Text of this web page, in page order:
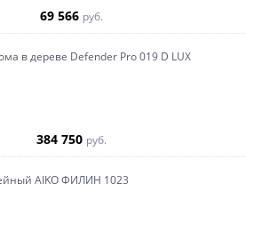
69 566 руб.
в дереве Defender Pro 019 D LUX
384 750 руб.
AIKO ФИЛИН 1023